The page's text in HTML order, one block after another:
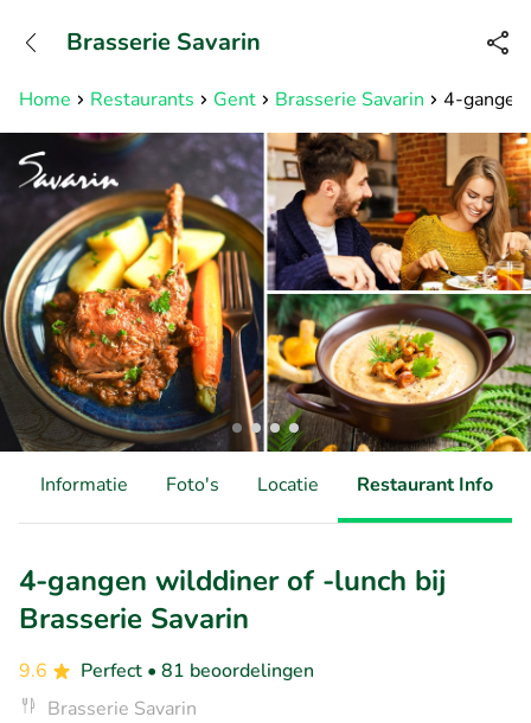
Bereikbaar tot 23:00 uur
Home Restaurants Gent Brasserie Savarin 4-
Brasserie Savarin
Informatie Foto's Locatie Restaurant Info
4-gangen wilddiner of -lunch bij
Brasserie Savarin
9.6 Perfect • 81 beoordelingen
Brasserie Savarin